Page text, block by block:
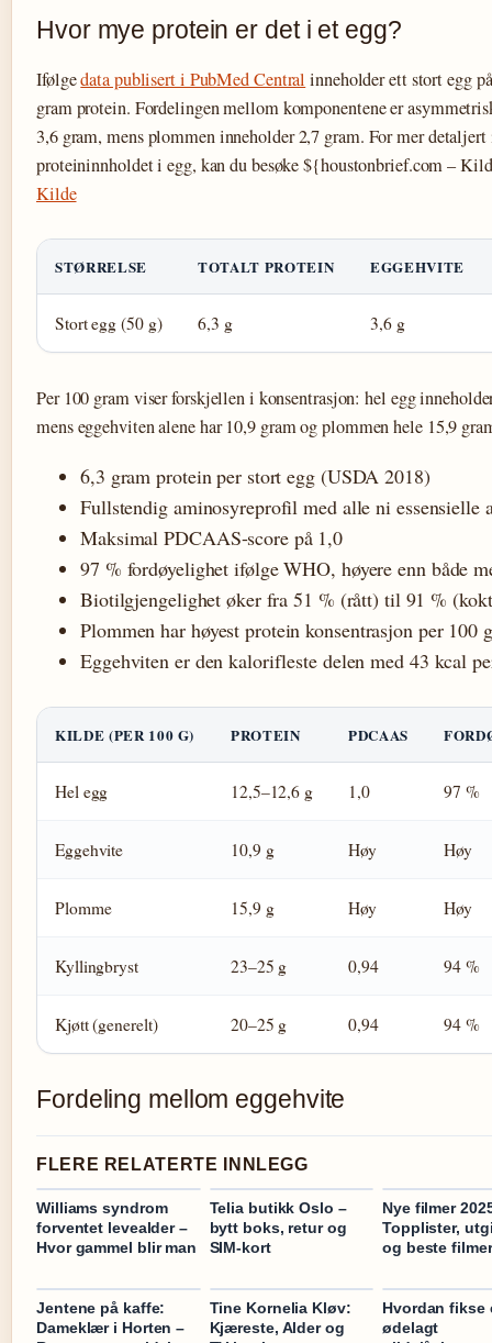
Hvor mye protein er det i et egg?
Ifølgedata publisert i PubMed Central inneholder ett stort egg
gram protein. Fordelingen mellom komponentene er
3,6 gram, mens plommen inneholder 2,7 gram. For mer
proteininnholdet i egg, kan du besøke ${houstonbrief.com –
Kilde
STØRRELSE TOTALT PROTEIN EGGEHVITE
Stort egg (50 g) 6,3 g 3,6 g
Per 100 gram viser forskjellen i konsentrasjon: hel egg
mens eggehviten alene har 10,9 gram og plommen hele 15,9
6,3 gram protein per stort egg (USDA 2018)
Fullstendig aminosyreprofil med alle ni essensielle
Maksimal PDCAAS-score på 1,0
97 % fordøyelighet ifølge WHO, høyere enn både
Biotilgjengelighet øker fra 51 % (rått) til 91 %
Plommen har høyest protein konsentrasjon per 100
Eggehviten er den kalorifleste delen med 43 kcal
KILDE (PER 100 G) PROTEIN PDCAAS
Hel egg 12,5–12,6 g 1,0 97 %
Eggehvite 10,9 g Høy Høy
Plomme 15,9 g Høy Høy
Kyllingbryst 23–25 g 0,94 94 %
Kjøtt (generelt) 20–25 g 0,94 94 %
Fordeling mellom eggehvite
FLERE RELATERTE INNLEGG
Williams syndrom
forventet levealder –
Hvor gammel blir man
Telia butikk Oslo –
bytt boks, retur og
SIM-kort
Nye filmer
Topplister,
og beste
Jentene på kaffe:
Dameklær i Horten –
Tine Kornelia Kløv:
Kjæreste, Alder og
Hvordan fikse
ødelagt